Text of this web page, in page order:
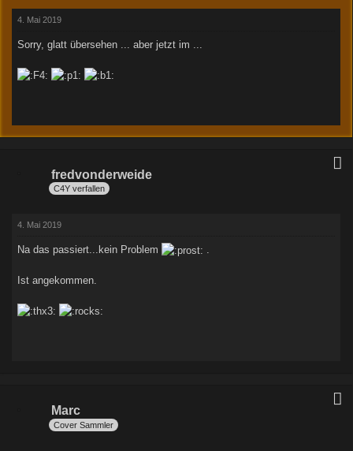
4. Mai 2019
Sorry, glatt übersehen ... aber jetzt im ...
fredvonderweide
C4Y verfallen
4. Mai 2019
Na das passiert...kein Problem .
Ist angekommen.
Marc
Cover Sammler